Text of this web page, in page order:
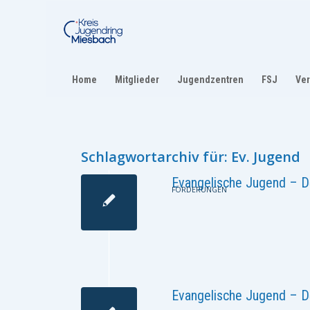
Home Mitglieder Jugendzentren FSJ
Schlagwortarchiv für: Ev. Jugend
Evangelische Jugend –
FÖRDERUNGEN
Evangelische Jugend –